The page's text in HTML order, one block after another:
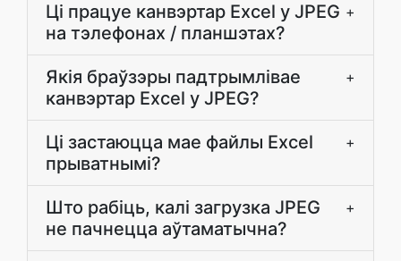
Ці працуе канвэртар Excel у JPEG
на тэлефонах / планшэтах?
+
Якія браўзэры падтрымлівае
канвэртар Excel у JPEG?
+
Ці застаюцца мае файлы Excel
прыватнымі?
+
Што рабіць, калі загрузка JPEG
не пачнецца аўтаматычна?
+